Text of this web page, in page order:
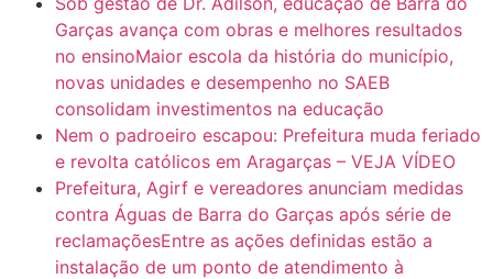
Mini Ginásio de Aragarças- Só a bo$ta 6:31
Garças avança com obras e melhores resultados
no ensinoMaior escola da história do município,
novas unidades e desempenho no SAEB
consolidam investimentos na educação
Nem o padroeiro escapou: Prefeitura muda feriado
e revolta católicos em Aragarças – VEJA VÍDEO
Prefeitura, Agirf e vereadores anunciam medidas
contra Águas de Barra do Garças após série de
reclamaçõesEntre as ações definidas estão a
instalação de um ponto de atendimento à